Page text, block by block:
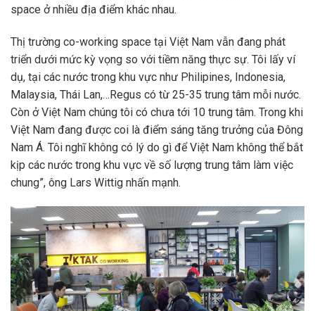
space ở nhiều địa điểm khác nhau.
Thị trường co-working space tại Việt Nam vẫn đang phát
triển dưới mức kỳ vọng so với tiềm năng thực sự. Tôi lấy ví
dụ, tại các nước trong khu vực như Philipines, Indonesia,
Malaysia, Thái Lan,…Regus có từ 25-35 trung tâm mỗi nước.
Còn ở Việt Nam chúng tôi có chưa tới 10 trung tâm. Trong khi
Việt Nam đang được coi là điểm sáng tăng trưởng của Đông
Nam Á. Tôi nghĩ không có lý do gì để Việt Nam không thể bắt
kịp các nước trong khu vực về số lượng trung tâm làm việc
chung”, ông Lars Wittig nhấn mạnh.